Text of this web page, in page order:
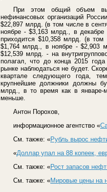
При этом общий объем
нефинансовых организаций
$22,897 млрд. (в том числе в
ноябре - $3,163 млрд., в
приходится $10,358 млрд. (в
$1,764 млрд., в ноябре - $2,903
$12,539 млрд. - на
полагал, что до конца 2015
рынке наблюдаться не будет.
квартале следующего года,
крупнейшие должники должны
млрд., в то время как в
меньше.
Антон Порохов,
информационное агентство «
См. также: «Рубль вырос
«Доллар упал на 88 копеек,
См. также: «Рост запасов
См. также: «Мировые цены на